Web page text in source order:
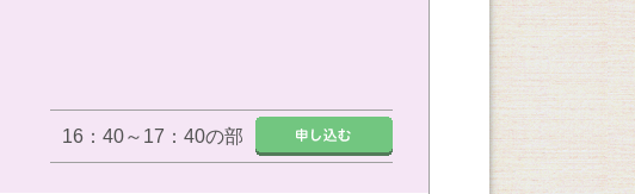
16：40～17：40の部